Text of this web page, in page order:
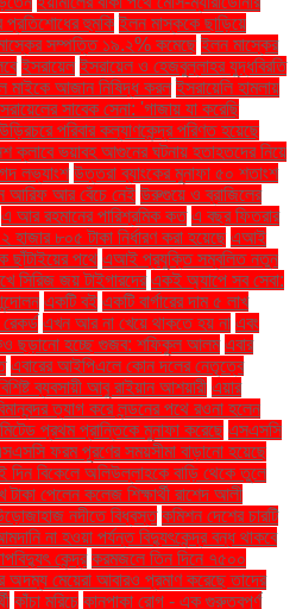
প্রতিশোধের হুমকি ইলন মাস্ককে ছাড়িয়ে
সম্পত্তি ১৯.২% কমেছে ইলন মাস্কের
ইসরায়েল ইসরায়েল ও হেজবুল্লাহর যুদ্ধবিরতি
মাইকে আজান নিষিদ্ধ করল ইসরায়েলি হামলায়
সাবেক সেনা: 'গাজায় যা করেছি
উড়িরচরে পরিবার কল্যাণকেন্দ্র পরিণত হয়েছে
ক্লাবে ভয়াবহ আগুনের ঘটনায় হতাহতদের নিয়ে
লভ্যাংশ উত্তরা ব্যাংকের মুনাফা ৫০ শতাংশ
আরিফ আর বেঁচে নেই উরুগুয়ে ও ব্রাজিলের
এ আর রহমানের পারিশ্রমিক কত এ বছর ফিতরার
হাজার ৮০৫ টাকা নির্ধারণ করা হয়েছে এআই
পথে এআই প্রযুক্তি সম্বলিত নতুন
সিরিজ জয় টাইগারদের একই অ্যাপে সব সেবা:
একটি বই একটি বার্গারের দাম ৫ লাখ
এখন আর না খেয়ে থাকতে হয় না এবং
ছড়ানো হচ্ছে গুজব: শফিকুল আলম এবার
এবারের আইপিএলে কোন দলের নেতৃত্বে
ব্যবসায়ী আবু রাইয়ান আশয়ারী এয়ার
ত্যাগ করে লন্ডনের পথে রওনা হলেন
প্রথম প্রান্তিকে মুনাফা করেছে এসএসসি
ফরম পূরণের সময়সীমা বাড়ানো হয়েছে
দিন বিকেলে অলিউল্লাহকে বাড়ি থেকে তুলে
পেলেন কলেজ শিক্ষার্থী রাশেদ আলী
উড়োজাহাজ নদীতে বিধ্বস্ত কমিশন দেশের চারটি
না হওয়া পর্যন্ত বিদ্যুৎকেন্দ্র বন্ধ থাকবে
কেন্দ্র করমজলে তিন দিনে ৭৫০০
অদম্য মেয়েরা আবারও প্রমাণ করেছে তাদের
কাঁচা মরিচে কানপাকা রোগ - এক গুরুত্বপুর্ণ